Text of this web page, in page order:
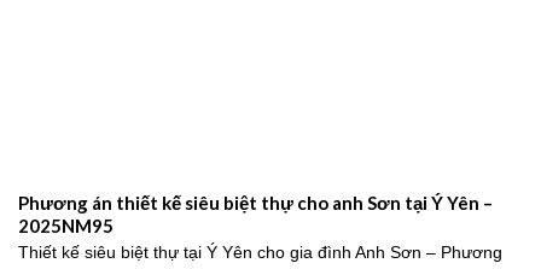
Phương án thiết kế siêu biệt thự cho anh Sơn tại Ý Yên –
2025NM95
Thiết kế siêu biệt thự tại Ý Yên cho gia đình Anh Sơn – Phương